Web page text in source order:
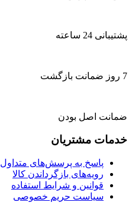
پشتیبانی 24 ساعته
7 روز ضمانت بازگشت
ضمانت اصل بودن
خدمات مشتریان
پاسخ به پرسش‌های متداول
رویه‌های بازگرداندن کالا
قوانین و شرایط استفاده
سیاست حریم خصوصی